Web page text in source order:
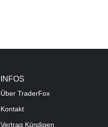
INFOS
Über TraderFox
Kontakt
Vertrag Kündigen